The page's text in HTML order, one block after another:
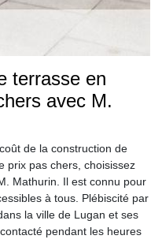
terrasse en
avec M.
de la construction de
prix pas chers, choisissez
Mathurin. Il est connu pour
à tous. Plébiscité par
la ville de Lugan et ses
pendant les heures